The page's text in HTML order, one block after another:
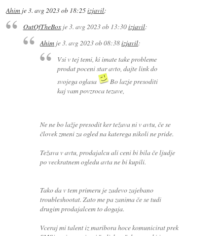
Ahim je3. avg 2023 ob 18:25izjavil:
OutOfTheBoxje3. avg 2023 ob 13:30izjavil:
Ahim je3. avg 2023 ob 08:38izjavil:
Vsi v tej temi, ki imate take probleme
prodat poceni star avto, dajte link do
svojega oglasa
Bo lazje presoditi
kaj vam povzroca tezave,
Ne ne bo lažje presodit ker težava ni v avtu, če se
človek zmeni za ogled na katerega nikoli ne pride.
Težava v avtu, prodajalcu ali ceni bi bila če ljudje
po veckratnem ogledu avta ne bi kupili.
Tako da v tem primeru je zadevo zajebano
troubleshootat. Zato me pa zanima če se tudi
drugim prodajalcem to dogaja.
Vceraj mi talent iz maribora hoce komunicirat prek